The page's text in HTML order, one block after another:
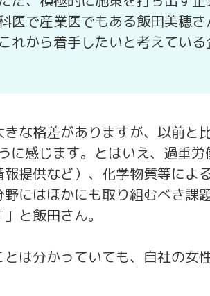
医で産業医でもある飯田美穂
れから着手したいと考えてい
な格差がありますが、以前と
に感じます。とはいえ、過重
提供など）、化学物質等によ
にはほかにも取り組むべき課
と飯田さん。
は分かっていても、自社の女